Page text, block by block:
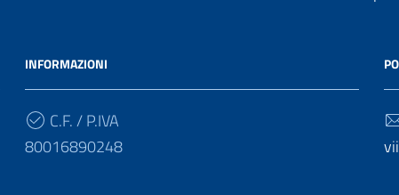
INFORMAZIONI
C.F. / P.IVA
80016890248